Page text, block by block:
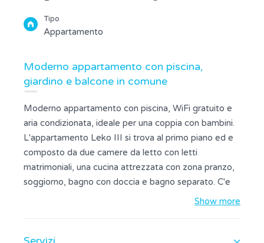
Tipo
Appartamento
Moderno appartamento con piscina,
giardino e balcone in comune
Moderno appartamento con piscina, WiFi gratuito e
aria condizionata, ideale per una coppia con bambini.
L'appartamento Leko III si trova al primo piano ed e
composto da due camere da letto con letti
matrimoniali, una cucina attrezzata con zona pranzo,
soggiorno, bagno con doccia e bagno separato. C'e
anche un balcone con mobili da balcone. Gli ospiti
sdraio, ombrelloni, doccia esterna, cucina estiva,
Show more